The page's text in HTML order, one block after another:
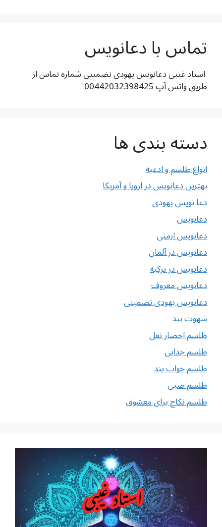
تماس با دعانویس
استاد غیبی دعانویس یهودی تضمینی شماره تماس از
طریق واتس آپ 00442032398425
دسته بندی ها
انواع طلسم و ادعیه
بهترین دعانویس در اروپا و آمریکا
دعا نویس یهودی
دعانویس
دعانویس ارمنی
دعانویس در آلمان
دعانویس در ترکیه
دعانویس معروف
دعانویس یهودی تضمینی
شهوت بند
طلسم احضار نعل
طلسم جدایی
طلسم خواب بند
طلسم صبی
طلسم نکاح برای معشوق